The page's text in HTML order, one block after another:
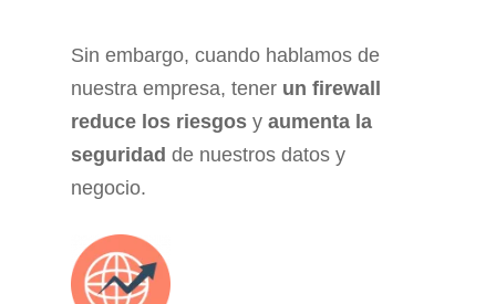
Sin embargo, cuando hablamos de
nuestra empresa, tener un firewall
reduce los riesgos y aumenta la
seguridad de nuestros datos y
negocio.